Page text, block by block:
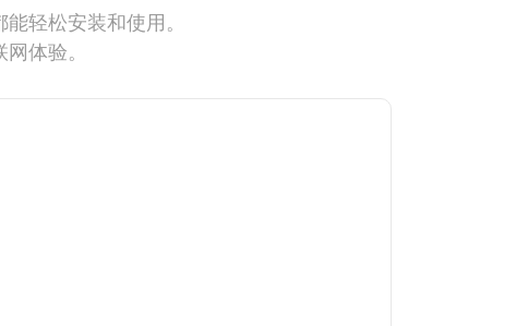
轻松安装和使用。
体验。